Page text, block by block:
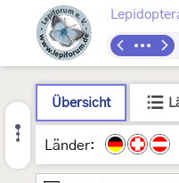
Übersicht
Länder: